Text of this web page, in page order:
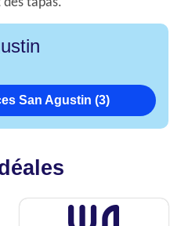
tapas.
San Agustin (3)